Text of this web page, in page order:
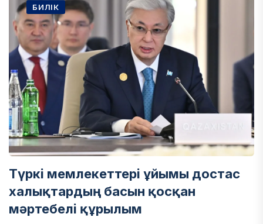
БИЛІК
Түркі мемлекеттері ұйымы достас
халықтардың басын қосқан
мәртебелі құрылым